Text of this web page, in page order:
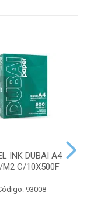
INK DUBAI A4
M2 C/10X500F
93008